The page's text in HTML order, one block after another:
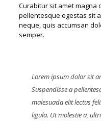
Curabitur sit amet magna
pellentesque egestas sit
neque, quis accumsan
semper.
Lorem ipsum dolor sit
Suspendisse a
malesuada elit lectus
ligula. Ut molestie a,